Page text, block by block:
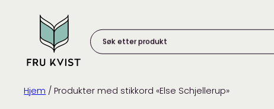
content
etter
produkt:
Hjem / Produkter med stikkord «Else Schjellerup»